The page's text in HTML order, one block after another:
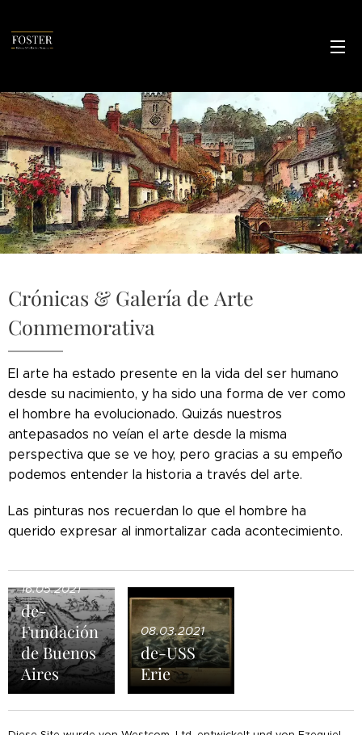
Crónicas & Galería de Arte
Conmemorativa
El arte ha estado presente en la vida del ser humano
desde su nacimiento, y ha sido una forma de ver como
el hombre ha evolucionado. Quizás nuestros
antepasados no veían el arte desde la misma
perspectiva que se ve hoy, pero gracias a su empeño
podemos entender la historia a través del arte.
Las pinturas nos recuerdan lo que el hombre ha
querido expresar al inmortalizar cada acontecimiento.
16.05.2021
de-
Fundación
de Buenos
Aires
08.03.2021
de-USS
Erie